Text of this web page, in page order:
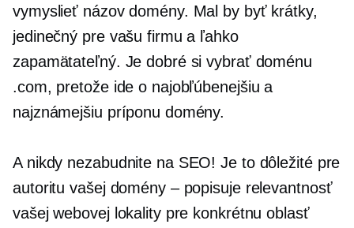
vymyslieť názov domény. Mal by byť krátky,
jedinečný pre vašu firmu a ľahko
zapamätateľný. Je dobré si vybrať doménu
.com, pretože ide o najobľúbenejšiu a
najznámejšiu príponu domény.
A nikdy nezabudnite na SEO! Je to dôležité pre
autoritu vašej domény – popisuje relevantnosť
vašej webovej lokality pre konkrétnu oblasť